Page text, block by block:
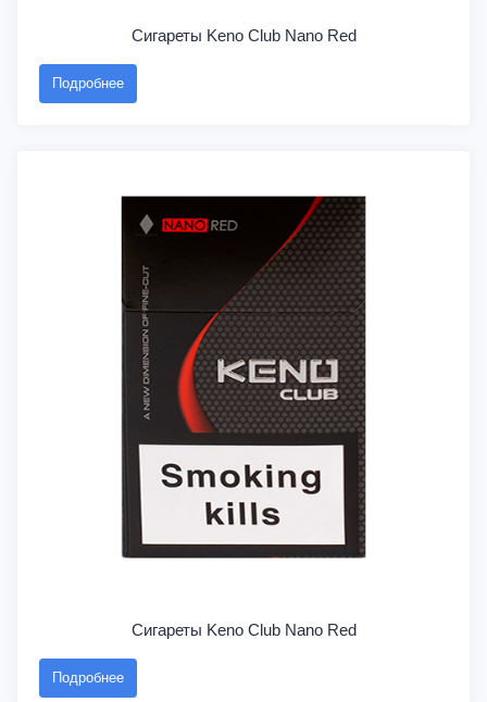
Сигареты Keno Club Nano Red
Подробнее
Сигареты Keno Club Nano Red
Подробнее